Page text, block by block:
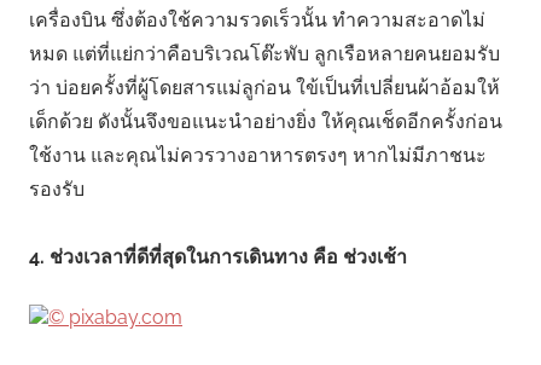
เครื่องบิน ซึ่งต้องใช้ความรวดเร็วนั้น ทำความสะอาดไม่
หมด แต่ที่แย่กว่าคือบริเวณโต๊ะพับ ลูกเรือหลายคนยอมรับ
ว่า บ่อยครั้งที่ผู้โดยสารแม่ลูก่อน ใข้เป็นที่เปลี่ยนผ้าอ้อมให้
เด็กด้วย ดังนั้นจึงขอแนะนำอย่างยิ่ง ให้คุณเช็ดอีกครั้งก่อน
ใช้งาน และคุณไม่ควรวางอาหารตรงๆ หากไม่มีภาชนะ
รองรับ
4. ช่วงเวลาที่ดีที่สุดในการเดินทาง คือ ช่วงเช้า
© pixabay.com